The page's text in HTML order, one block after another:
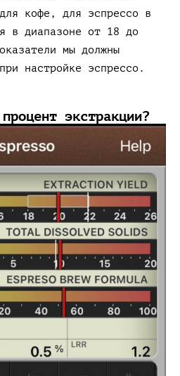
кофе, для эспрессо в
в диапазоне от 18 до
мы должны
настройке эспрессо.
экстракции?